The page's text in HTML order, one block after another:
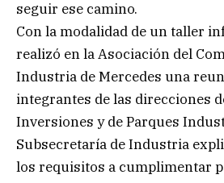
seguir ese camino.
Con la modalidad de un taller
realizó en la Asociación del
Industria de Mercedes una
integrantes de las direcciones
Inversiones y de Parques
Subsecretaría de Industria
los requisitos a cumplimentar